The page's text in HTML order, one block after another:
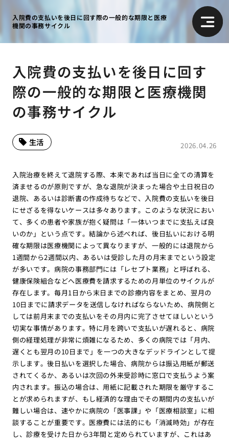
入院費の支払いを後日に回す際の一般的な期限と医療
機関の事務サイクル
入院費の支払いを後日に回す
際の一般的な期限と医療機関
の事務サイクル
2026.04.26
生活
入院治療を終えて退院する際、本来であれば当日に全ての清算を
済ませるのが原則ですが、急な退院が決まった場合や土日祝日の
退院、あるいは診断書の作成待ちなどで、入院費の支払いを後日
にせざるを得ないケースは多々あります。このような状況におい
て、多くの患者や家族が抱く疑問は「一体いつまでに支払えば良
いのか」という点です。結論から述べれば、後日払いにおける明
確な期限は医療機関によって異なりますが、一般的には退院から
1週間から2週間以内、あるいは受診した月の月末までという設定
が多いです。病院の事務部門には「レセプト業務」と呼ばれる、
健康保険組合などへ医療費を請求するための月単位のサイクルが
存在します。毎月1日から末日までの診療内容をまとめ、翌月の
10日までに請求データを送信しなければならないため、病院側と
しては前月末までの支払いをその月内に完了させてほしいという
切実な事情があります。特に月を跨いで支払いが遅れると、病院
側の経理処理が非常に煩雑になるため、多くの病院では「月内、
遅くとも翌月の10日まで」を一つの大きなデッドラインとして提
示します。後日払いを選択した場合、病院からは振込用紙が郵送
されてくるか、あるいは次回の外来受診時に窓口で支払うよう案
内されます。振込の場合は、用紙に記載された期限を厳守するこ
とが求められますが、もし経済的な理由でその期間内の支払いが
難しい場合は、速やかに病院の「医事課」や「医療相談室」に相
談することが重要です。医療費には法的にも「消滅時効」が存在
し、診療を受けた日から3年間と定められていますが、これはあ